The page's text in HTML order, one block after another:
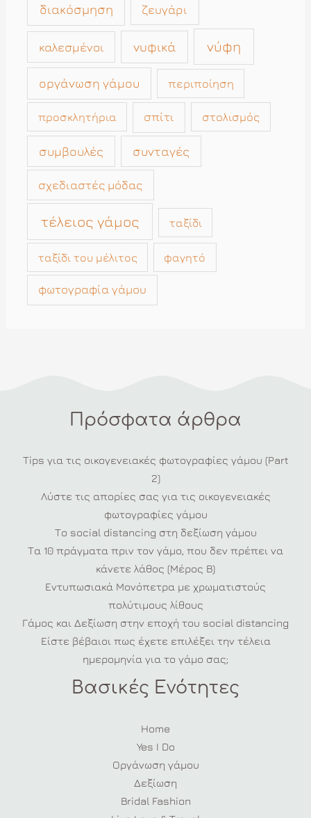
διακόσμηση ζευγάρι
καλεσμένοι νυφικά νύφη
οργάνωση γάμου περιποίηση
προσκλητήρια σπίτι στολισμός
συμβουλές συνταγές
σχεδιαστές μόδας
τέλειος γάμος ταξίδι
ταξίδι του μέλιτος φαγητό
φωτογραφία γάμου
Πρόσφατα άρθρα
Tips για τις οικογενειακές φωτογραφίες γάμου (Part
2)
Λύστε τις απορίες σας για τις οικογενειακές
φωτογραφίες γάμου
Το social distancing στη δεξίωση γάμου
Τα 10 πράγματα πριν τον γάμο, που δεν πρέπει να
κάνετε λάθος (Μέρος Β)
Εντυπωσιακά Μονόπετρα με χρωματιστούς
πολύτιμους λίθους
Γάμος και Δεξίωση στην εποχή του social distancing
Είστε βέβαιοι πως έχετε επιλέξει την τέλεια
ημερομηνία για το γάμο σας;
Βασικές Ενότητες
Home
Yes I Do
Οργάνωση γάμου
Δεξίωση
Bridal Fashion